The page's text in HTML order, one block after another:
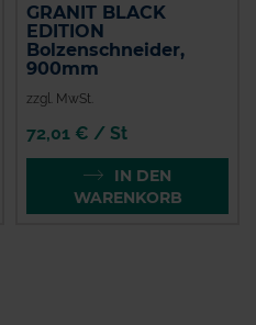
GRANIT BLACK
EDITION
Bolzenschneider,
900mm
zzgl. MwSt.
72,01 € / St
IN DEN
WARENKORB